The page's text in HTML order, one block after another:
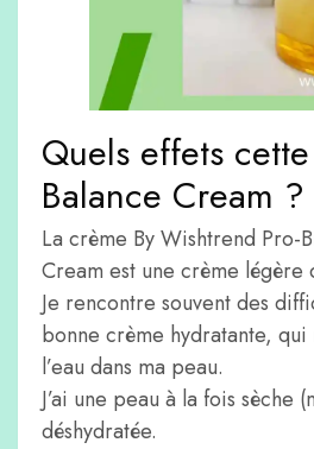
Quels effets
Balance Cream ?
La crème By Wishtrend Pro-
Cream est une crème légère
Je rencontre souvent des
bonne crème hydratante,
l’eau dans ma peau.
J’ai une peau à la fois sèche
déshydratée.